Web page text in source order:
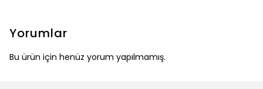
Yorumlar
Bu ürün için henüz yorum yapılmamış.